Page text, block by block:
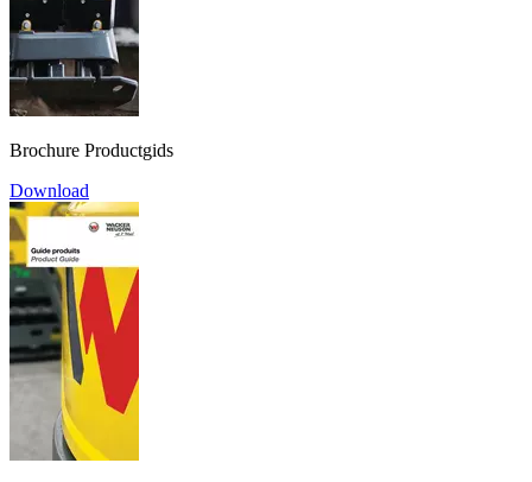
Brochure Productgids
Download